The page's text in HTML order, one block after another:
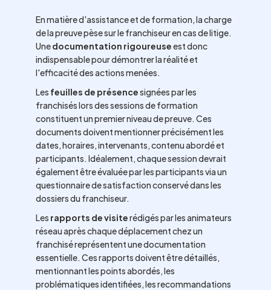
En matière d'assistance et de formation, la charge
de la preuve pèse sur le franchiseur en cas de litige.
Unedocumentation rigoureuseest donc
indispensable pour démontrer la réalité et
l'efficacité des actions menées.
Les feuilles de présencesignées par les
franchisés lors des sessions de formation
constituent un premier niveau de preuve. Ces
documents doivent mentionner précisément les
dates, horaires, intervenants, contenu abordé et
participants. Idéalement, chaque session devrait
également être évaluée par les participants via un
questionnaire de satisfaction conservé dans les
dossiers du franchiseur.
Les rapports de visiterédigés par les animateurs
réseau après chaque déplacement chez un
franchisé représentent une documentation
essentielle. Ces rapports doivent être détaillés,
mentionnant les points abordés, les
problématiques identifiées, les recommandations